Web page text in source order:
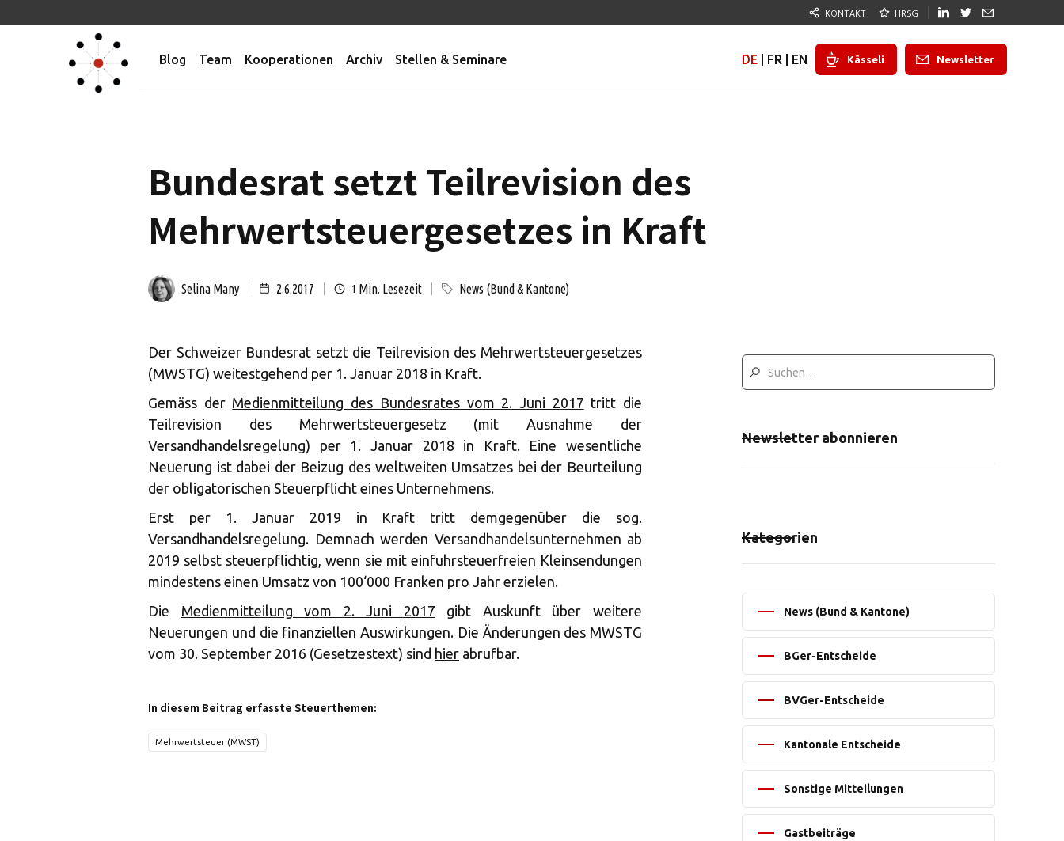
KONTAKT HRSG
Blog Team Kooperationen Archiv Stellen & Seminare DE FR EN Kässeli Newsletter
Bundesrat setzt Teilrevision des
Mehrwertsteuergesetzes in Kraft
Selina Many 2.6.2017 1 Min. Lesezeit News (Bund & Kantone)
Der Schweizer Bundesrat setzt die Teilrevision des Mehrwertsteuergesetzes
(MWSTG) weitestgehend per 1. Januar 2018 in Kraft.
Gemäss der Medienmitteilung des Bundesrates vom 2. Juni 2017 tritt die
Teilrevision des Mehrwertsteuergesetz (mit Ausnahme der
Versandhandelsregelung) per 1. Januar 2018 in Kraft. Eine wesentliche
Neuerung ist dabei der Beizug des weltweiten Umsatzes bei der Beurteilung
der obligatorischen Steuerpflicht eines Unternehmens.
Erst per 1. Januar 2019 in Kraft tritt demgegenüber die sog.
Versandhandelsregelung. Demnach werden Versandhandelsunternehmen ab
2019 selbst steuerpflichtig, wenn sie mit einfuhrsteuerfreien Kleinsendungen
mindestens einen Umsatz von 100‘000 Franken pro Jahr erzielen.
Die Medienmitteilung vom 2. Juni 2017 gibt Auskunft über weitere
Neuerungen und die finanziellen Auswirkungen. Die Änderungen des MWSTG
vom 30. September 2016 (Gesetzestext) sind hier abrufbar.
In diesem Beitrag erfasste Steuerthemen:
Mehrwertsteuer (MWST)
Newsletter abonnieren
Kategorien
News (Bund & Kantone)
BGer-Entscheide
BVGer-Entscheide
Kantonale Entscheide
Sonstige Mitteilungen
Gastbeiträge